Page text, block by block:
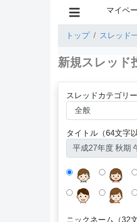
マイペ
トップ スレッド
新規スレッド
スレッドカテゴリ
タイトル（64文字
ニックネーム（32